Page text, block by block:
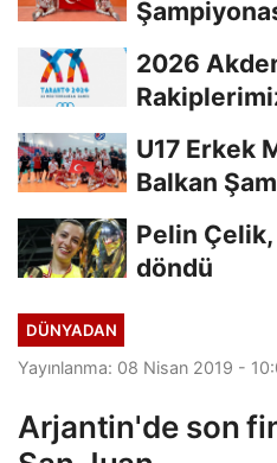
2026
U17 Erkek
Balkan
Pelin
döndü
DÜNYADAN
Yayınlanma: 08 Nisan 2019 -
Arjantin'de son